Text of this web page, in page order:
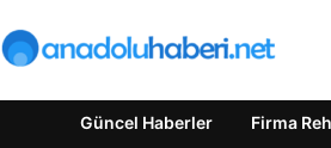
Güncel Haberler Firma